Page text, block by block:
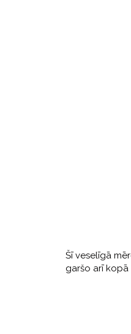
Šī veselīgā
garšo arī kopā